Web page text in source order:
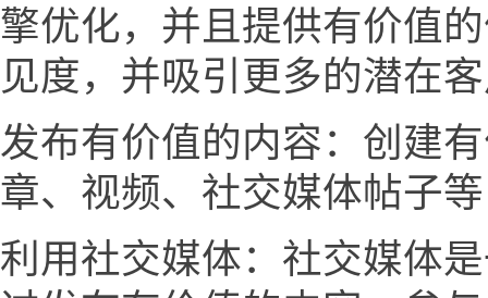
擎优化，并且提供有价值
见度，并吸引更多的潜在
发布有价值的内容：创建
章、视频、社交媒体帖子
利用社交媒体：社交媒体